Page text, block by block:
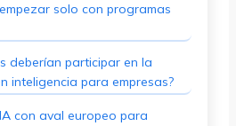
solo con programas
deberían participar en la
inteligencia para empresas?
con aval europeo para